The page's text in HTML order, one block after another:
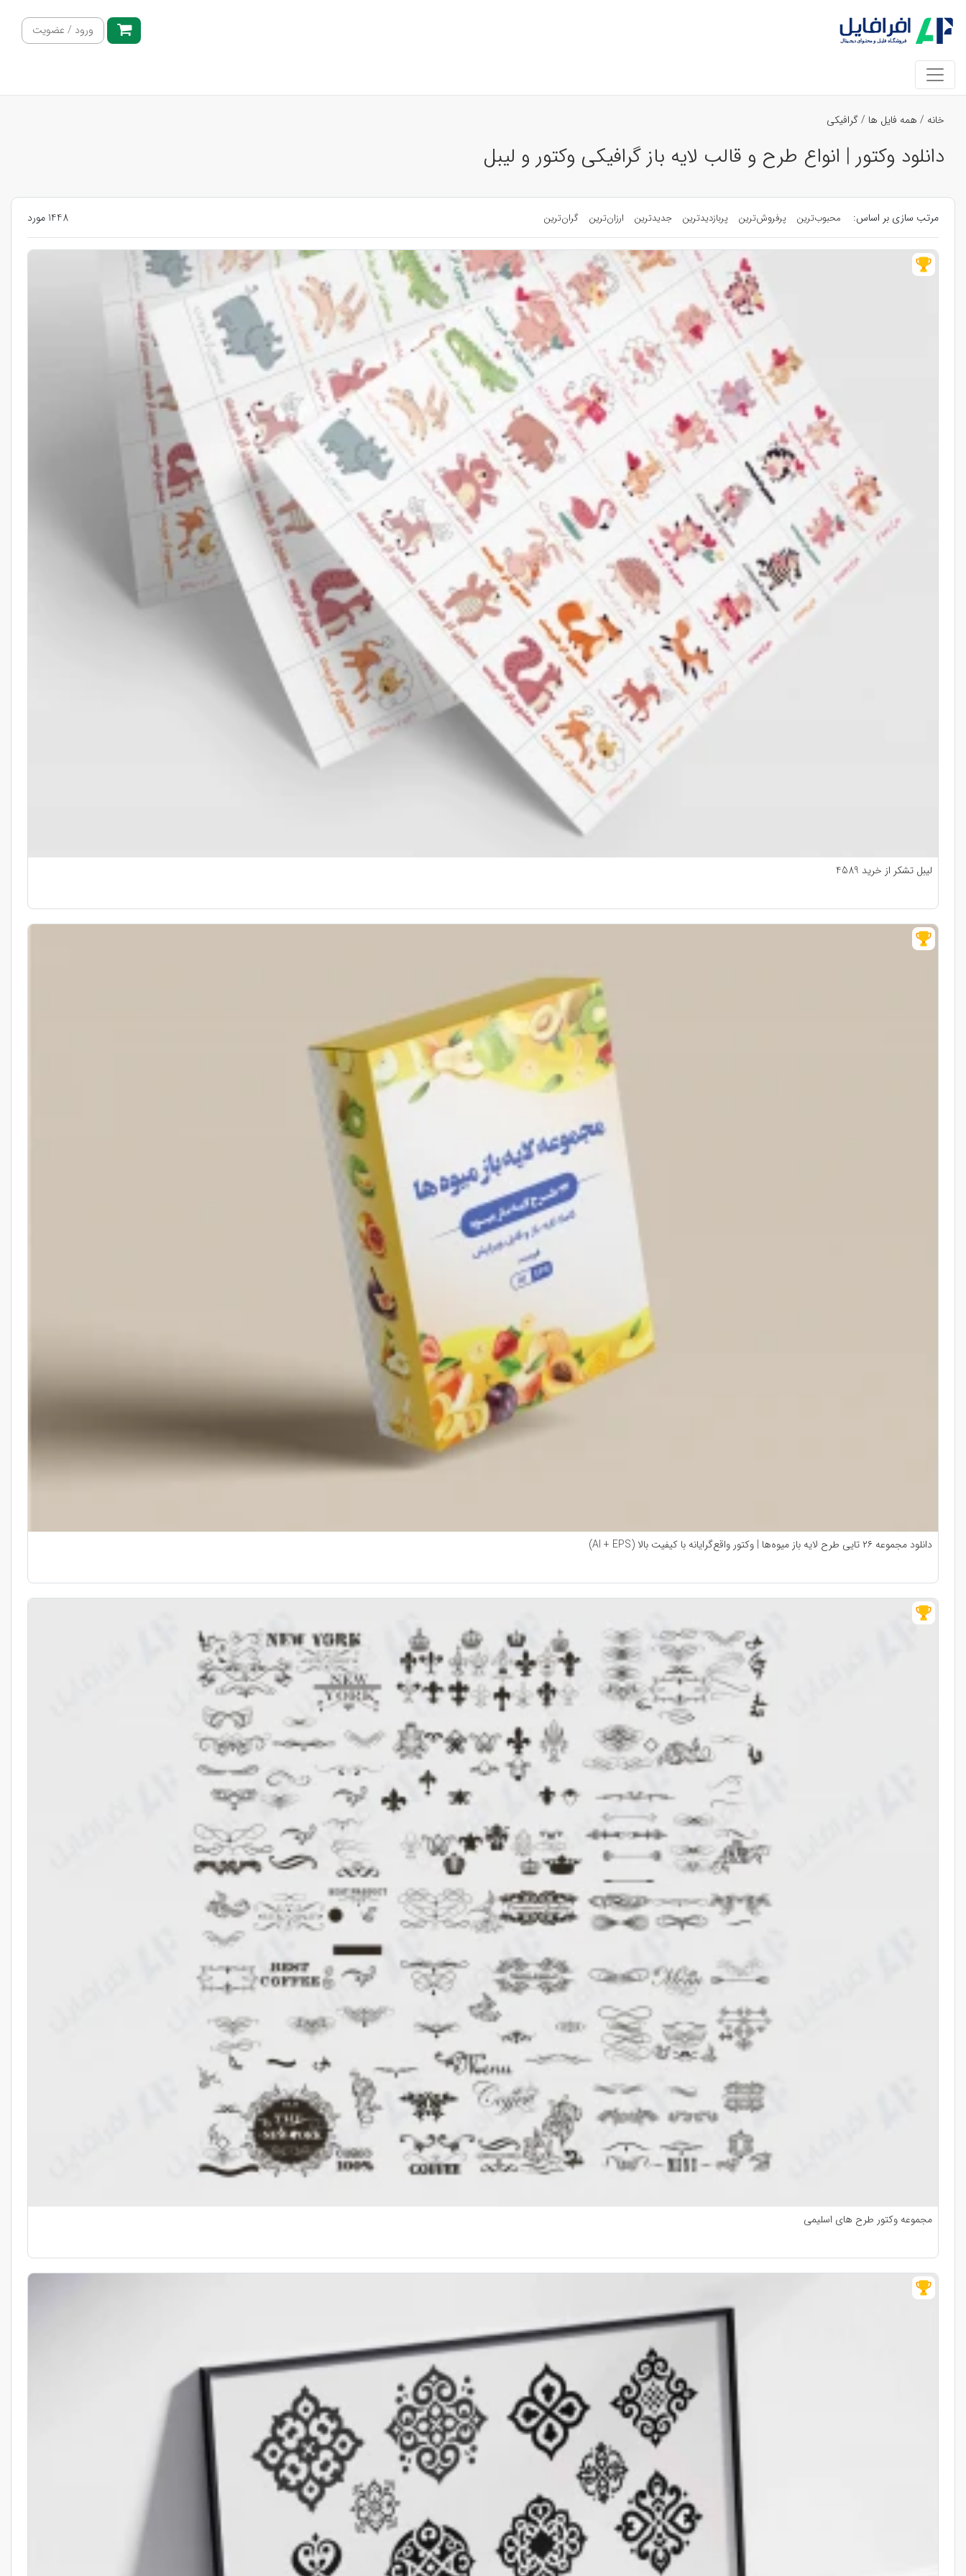
ورود / عضویت
خانه / همه فایل ها /گرافیکی
دانلود وکتور | انواع طرح و قالب لایه باز گرافیکی وکتور و لیبل
مرتب سازی بر اساس: محبوب‌ترین پرفروش‌ترین پربازدیدترین جدیدترین ارزان‌ترین گران‌ترین 1448 مورد
لیبل تشکر از خرید 4589
دانلود مجموعه ۲۶ تایی طرح لایه باز میوه‌ها | وکتور واقع‌گرایانه با کیفیت بالا (AI + EPS)
مجموعه وکتور طرح های اسلیمی